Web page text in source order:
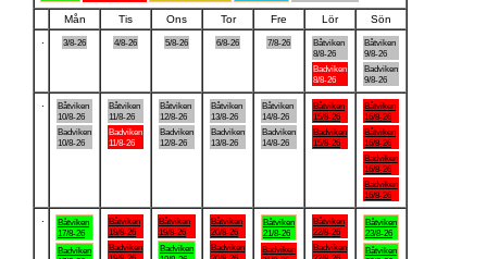
Mån Tis Ons Tor Fre Lör
Sön
3/8-26 4/8-26 5/8-26 6/8-26 7/8-26
Båtviken
8/8-26
Badviken
8/8-26
Båtviken
9/8-26
Badviken
9/8-26
Båtviken
10/8-26
Badviken
10/8-26
Båtviken
11/8-26
Badviken
11/8-26
Båtviken
12/8-26
Badviken
12/8-26
Båtviken
13/8-26
Badviken
13/8-26
Båtviken
14/8-26
Badviken
14/8-26
Båtviken
15/8-26
Badviken
15/8-26
Båtviken
16/8-26
Båtviken
16/8-26
Badviken
16/8-26
Badviken
16/8-26
Båtviken
17/8-26
Badviken
Båtviken
18/8-26
Badviken
Båtviken
19/8-26
Badviken
Båtviken
20/8-26
Badviken
Båtviken
21/8-26
Badviken
Båtviken
22/8-26
Badviken
Båtviken
23/8-26
Båtviken